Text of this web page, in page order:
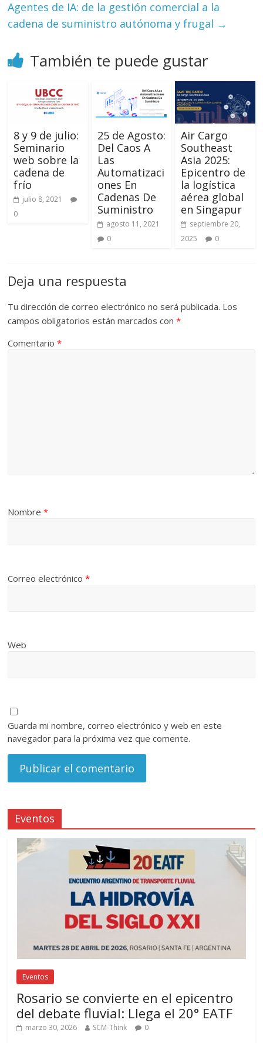
Agentes de IA: de la gestión comercial a la
cadena de suministro autónoma y frugal →
También te puede gustar
8 y 9 de julio:
Seminario
web sobre la
cadena de
frío
julio 8, 2021
0
25 de Agosto:
Del Caos A
Las
Automatizaci
ones En
Cadenas De
Suministro
agosto 11, 2021
0
Air Cargo
Southeast
Asia 2025:
Epicentro de
la logística
aérea global
en Singapur
septiembre 20,
2025
0
Deja una respuesta
Tu dirección de correo electrónico no será publicada. Los
campos obligatorios están marcados con*
Comentario*
Nombre*
Correo electrónico*
Web
Guarda mi nombre, correo electrónico y web en este
navegador para la próxima vez que comente.
Eventos
Eventos
Rosario se convierte en el epicentro
del debate fluvial: Llega el 20° EATF
marzo 30, 2026 SCM-Think 0